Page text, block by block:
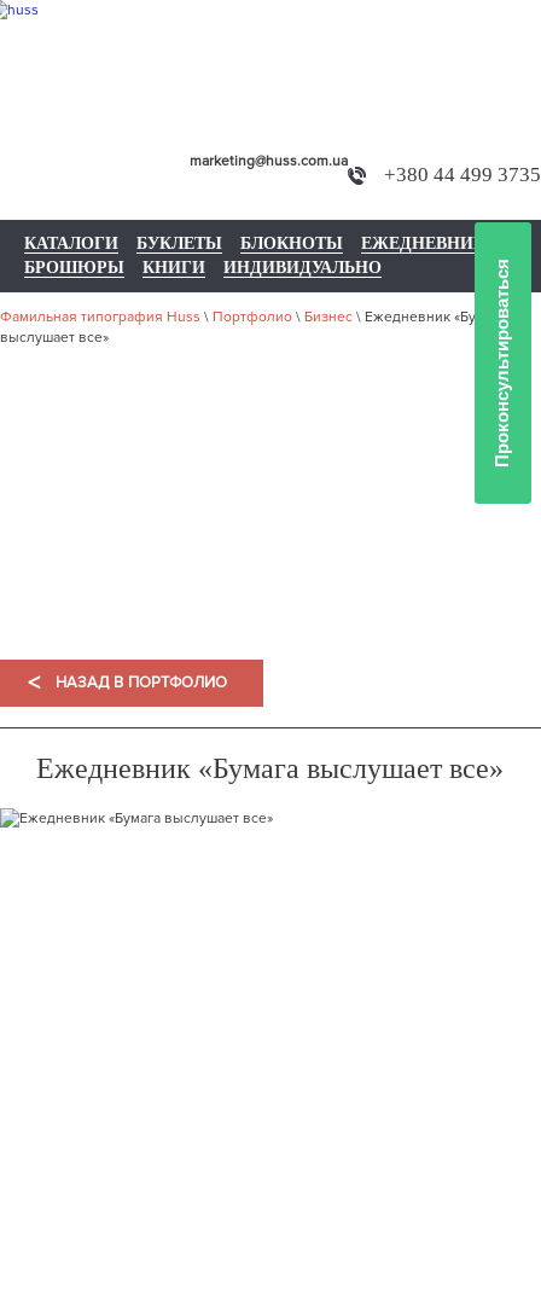
+380 44 499 3735
marketing@huss.com.ua
КАТАЛОГИ БУКЛЕТЫ БЛОКНОТЫ
ЕЖЕДНЕВНИКИ
БРОШЮРЫ
КНИГИ ИНДИВИДУАЛЬНО
Фамильная типография Huss \ Портфолио \ Бизнес \ Ежедневник «Бумага
выслушает все»
< НАЗАД В ПОРТФОЛИО
Ежедневник «Бумага выслушает все»
Проконсультироваться